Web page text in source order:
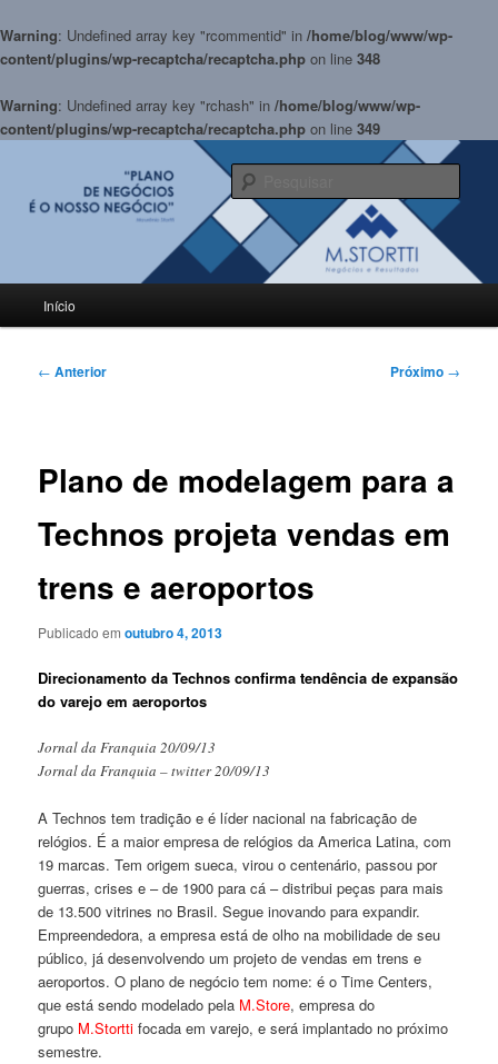
Warning: Undefined array key "rcommentid" in /home/blog/www/wp-
content/plugins/wp-recaptcha/recaptcha.php on line 348
Warning: Undefined array key "rchash" in /home/blog/www/wp-
content/plugins/wp-recaptcha/recaptcha.php on line 349
BLOG M.Stortti
principal
Início
Navegação
← Anterior Próximo →
Plano de modelagem para a
Technos projeta vendas em
trens e aeroportos
Publicado emoutubro 4, 2013
Direcionamento da Technos confirma tendência de expansão
do varejo em aeroportos
Jornal da Franquia 20/09/13
Jornal da Franquia – twitter 20/09/13
A Technos tem tradição e é líder nacional na fabricação de
relógios. É a maior empresa de relógios da America Latina, com
19 marcas. Tem origem sueca, virou o centenário, passou por
guerras, crises e – de 1900 para cá – distribui peças para mais
de 13.500 vitrines no Brasil. Segue inovando para expandir.
Empreendedora, a empresa está de olho na mobilidade de seu
público, já desenvolvendo um projeto de vendas em trens e
aeroportos. O plano de negócio tem nome: é o Time Centers,
que está sendo modelado pela M.Store, empresa do
grupo M.Stortti focada em varejo, e será implantado no próximo
semestre.